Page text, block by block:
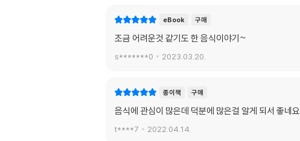
eBook 구매
조금 어려운것 같기도 한 음식이야기~
s*******0 2023.03.20.
종이책 구매
음식에 관심이 많은데 덕분에 많은걸 알게 되서 좋네요
t****7 2022.04.14.